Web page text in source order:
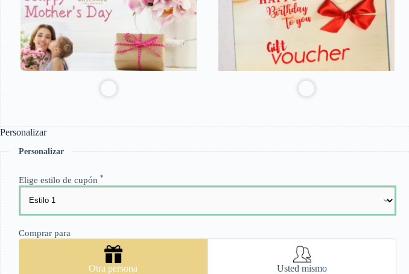
Personalizar
Personalizar
Elige estilo de cupón *
Comprar para
Otra persona Usted mismo